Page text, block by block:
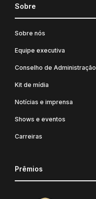
Sobre
Sobre nós
Equipe executiva
Conselho de Administração
Kit de mídia
Notícias e imprensa
Shows e eventos
Carreiras
Prêmios